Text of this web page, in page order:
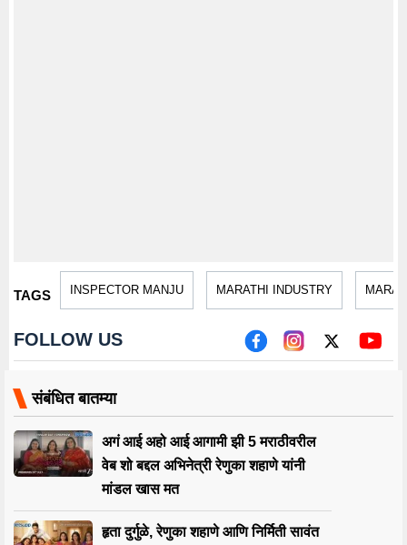
TAGS INSPECTOR MANJU MARATHI INDUSTRY
FOLLOW US
संबंधित बातम्या
अगं आई अहो आई आगामी झी 5 मराठीवरील
वेब शो बद्दल अभिनेत्री रेणुका शहाणे यांनी
मांडल खास मत
हृता दुर्गुळे, रेणुका शहाणे आणि निर्मिती सावंत